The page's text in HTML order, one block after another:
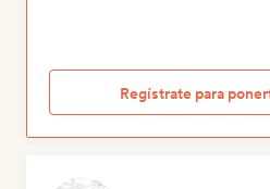
Regístrate para